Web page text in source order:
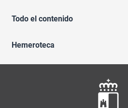
Todo el contenido
Hemeroteca